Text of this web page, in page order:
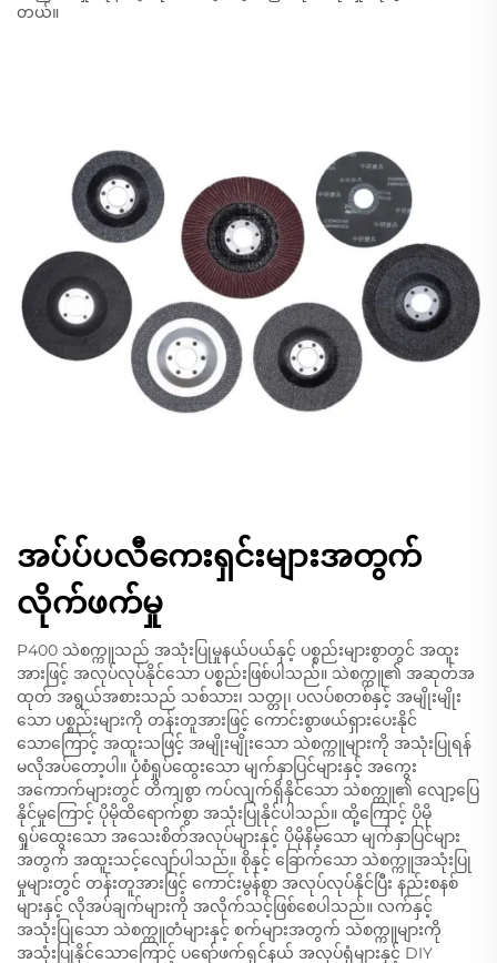
တယ်။
အပ်ပ်ပလီကေးရှင်းများအတွက်
လိုက်ဖက်မှု
P400 သဲစက္ကူသည် အသုံးပြုမှုနယ်ပယ်နှင့် ပစ္စည်းများစွာတွင် အထူး
အားဖြင့် အလုပ်လုပ်နိုင်သော ပစ္စည်းဖြစ်ပါသည်။ သဲစက္ကူ၏ အဆုတ်အ
ထုတ် အရွယ်အစားသည် သစ်သား၊ သတ္တု၊ ပလပ်စတစ်နှင့် အမျိုးမျိုး
သော ပစ္စည်းများကို တန်းတူအားဖြင့် ကောင်းစွာဖယ်ရှားပေးနိုင်
သောကြောင့် အထူးသဖြင့် အမျိုးမျိုးသော သဲစက္ကူများကို အသုံးပြုရန်
မလိုအပ်တော့ပါ။ ပုံစံရှုပ်ထွေးသော မျက်နှာပြင်များနှင့် အကွေး
အကောက်များတွင် တိကျစွာ ကပ်လျက်ရှိနိုင်သော သဲစက္ကူ၏ လျော့ပြေ
နိုင်မှုကြောင့် ပိုမိုထိရောက်စွာ အသုံးပြုနိုင်ပါသည်။ ထို့ကြောင့် ပိုမို
ရှုပ်ထွေးသော အသေးစိတ်အလုပ်များနှင့် ပိုမိုနိမ့်သော မျက်နှာပြင်များ
အတွက် အထူးသင့်လျော်ပါသည်။ စိုနှင့် ခြောက်သော သဲစက္ကူအသုံးပြု
မှုများတွင် တန်းတူအားဖြင့် ကောင်းမွန်စွာ အလုပ်လုပ်နိုင်ပြီး နည်းစနစ်
များနှင့် လိုအပ်ချက်များကို အလိုက်သင့်ဖြစ်စေပါသည်။ လက်နှင့်
အသုံးပြုသော သဲစက္ကူတံများနှင့် စက်များအတွက် သဲစက္ကူများကို
အသုံးပြုနိုင်သောကြောင့် ပရော်ဖက်ရှင်နယ် အလုပ်ရုံများနှင့် DIY